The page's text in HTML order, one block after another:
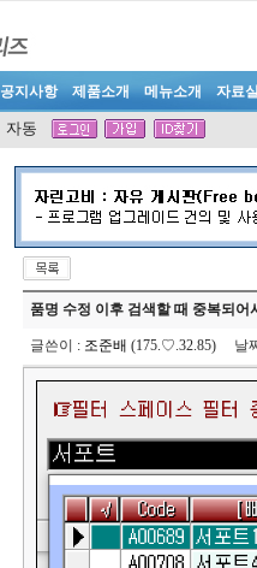
공지사항 제품소개 메뉴소개 자료
자동
품명 수정 이후 검색할 때 중복되어
글쓴이 : 조준배 (175.♡.32.85) 날